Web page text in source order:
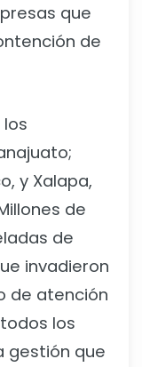
que
de
y Xalapa,
de
de
invadieron
de atención
los
gestión que